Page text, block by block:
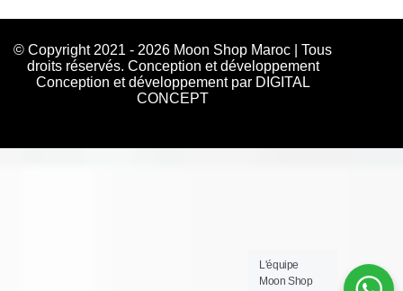
© Copyright 2021 - 2026 Moon Shop Maroc | Tous
droits réservés. Conception et développement
Conception et développement par DIGITAL
CONCEPT
L'équipe
Moon Shop